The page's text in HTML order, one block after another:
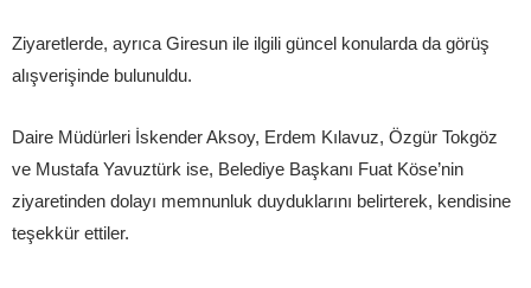
Ziyaretlerde, ayrıca Giresun ile ilgili güncel konularda da görüş
alışverişinde bulunuldu.
Daire Müdürleri İskender Aksoy, Erdem Kılavuz, Özgür Tokgöz
ve Mustafa Yavuztürk ise, Belediye Başkanı Fuat Köse’nin
ziyaretinden dolayı memnunluk duyduklarını belirterek, kendisine
teşekkür ettiler.